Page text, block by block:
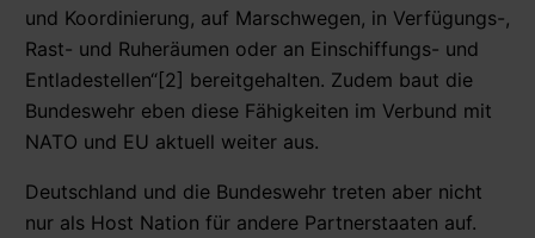
und Koordinierung, auf Marschwegen, in Verfügungs-,
Rast- und Ruheräumen oder an Einschiffungs- und
Entladestellen“[2] bereitgehalten. Zudem baut die
Bundeswehr eben diese Fähigkeiten im Verbund mit
NATO und EU aktuell weiter aus.
Deutschland und die Bundeswehr treten aber nicht
nur als Host Nation für andere Partnerstaaten auf.